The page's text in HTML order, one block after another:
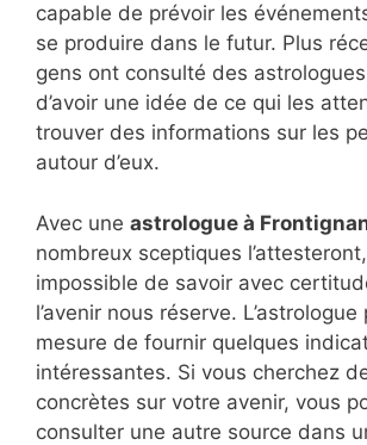
capable de prévoir les
se produire dans le futur. Plus
gens ont consulté des
d’avoir une idée de ce qui les
trouver des informations sur les
autour d’eux.
Avec une astrologue à
nombreux sceptiques
impossible de savoir avec
l’avenir nous réserve.
mesure de fournir quelques
intéressantes. Si vous cherchez
concrètes sur votre avenir, vous
consulter une autre source dans